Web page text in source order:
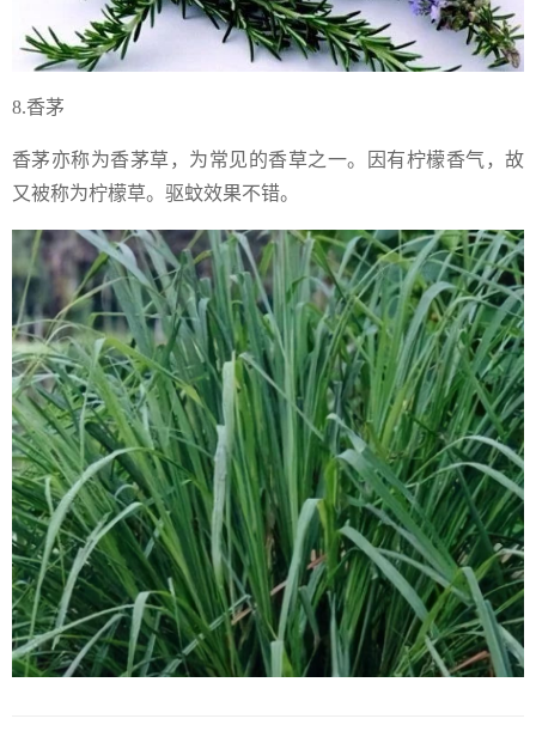
8.香茅
香茅亦称为香茅草，为常见的香草之一。因有柠檬香气，故
又被称为柠檬草。驱蚊效果不错。